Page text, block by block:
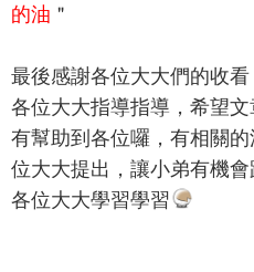
的油 ＂
最後感謝各位大大們的收
各位大大指導指導，希望文
有幫助到各位囉，有相關
位大大提出，讓小弟有機會
各位大大學習學習